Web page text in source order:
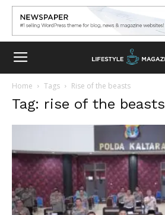
Home Tags Rise of the beasts
Tag: rise of the beasts